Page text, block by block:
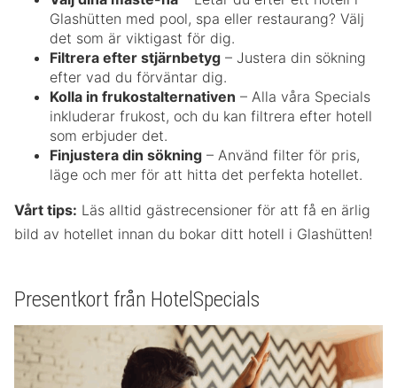
Glashütten med pool, spa eller restaurang? Välj
det som är viktigast för dig.
Filtrera efter stjärnbetyg – Justera din sökning
efter vad du förväntar dig.
Kolla in frukostalternativen – Alla våra Specials
inkluderar frukost, och du kan filtrera efter hotell
som erbjuder det.
Finjustera din sökning – Använd filter för pris,
läge och mer för att hitta det perfekta hotellet.
Vårt tips: Läs alltid gästrecensioner för att få en ärlig
bild av hotellet innan du bokar ditt hotell i Glashütten!
Presentkort från HotelSpecials